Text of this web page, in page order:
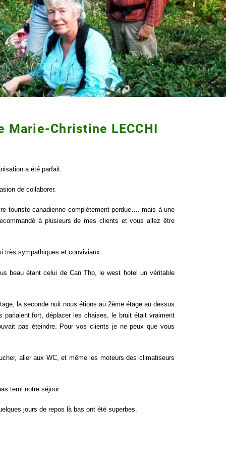
Marie-Christine LECCHI
a été parfait.
de collaborer.
touriste canadienne complètement perdue…. mais à une
à plusieurs de mes clients et vous allez être
très sympathiques et conviviaux.
beau étant celui de Can Tho, le west hotel un véritable
la seconde nuit nous étions au 2ème étage au dessus
parlaient fort, déplacer les chaises, le bruit était vraiment
pas éteindre. Pour vos clients je ne peux que vous
aller aux WC, et même les moteurs des climatiseurs
terni notre séjour.
jours de repos là bas ont été superbes.